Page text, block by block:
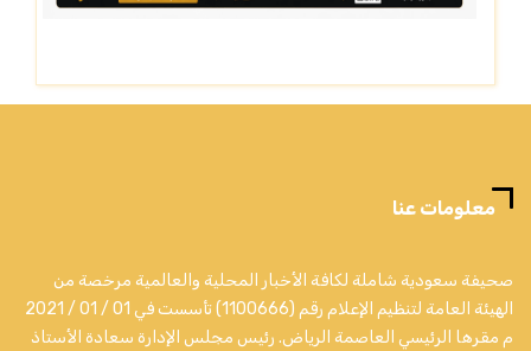
معلومات عنا
صحيفة سعودية شاملة لكافة الأخبار المحلية والعالمية مرخصة من
الهيئة العامة لتنظيم الإعلام رقم (1100666) تأسست في 01 / 01 / 2021
م مقرها الرئيسي العاصمة الرياض. رئيس مجلس الإدارة سعادة الأستاذ